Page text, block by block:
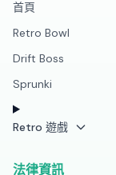
首頁
Retro Bowl
Drift Boss
Sprunki
Retro 遊戲
法律資訊